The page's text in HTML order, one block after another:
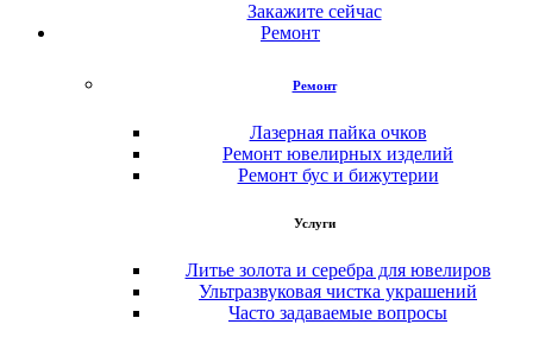
Закажите сейчас
Ремонт
Ремонт
Лазерная пайка очков
Ремонт ювелирных изделий
Ремонт бус и бижутерии
Услуги
Литье золота и серебра для ювелиров
Ультразвуковая чистка украшений
Часто задаваемые вопросы